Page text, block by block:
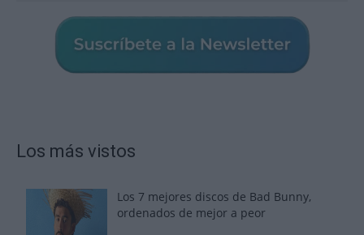
Los más vistos
Los 7 mejores discos de Bad Bunny,
ordenados de mejor a peor